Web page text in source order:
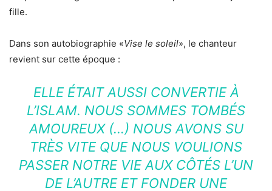
fille.
Dans son autobiographie «Vise le soleil», le chanteur
revient sur cette époque :
ELLE ÉTAIT AUSSI CONVERTIE À
L’ISLAM. NOUS SOMMES TOMBÉS
AMOUREUX (…) NOUS AVONS SU
TRÈS VITE QUE NOUS VOULIONS
PASSER NOTRE VIE AUX CÔTÉS L’UN
DE L’AUTRE ET FONDER UNE